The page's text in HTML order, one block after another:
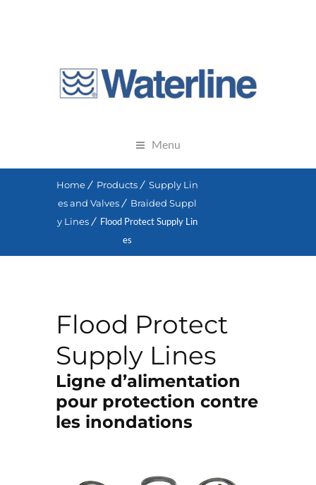
Menu
Home Products
Supply Lin
es and Valves
Braided Suppl
y Lines
Flood Protect Supply Lin
es
Flood Protect
Supply Lines
Ligne d’alimentation
pour protection contre
les inondations